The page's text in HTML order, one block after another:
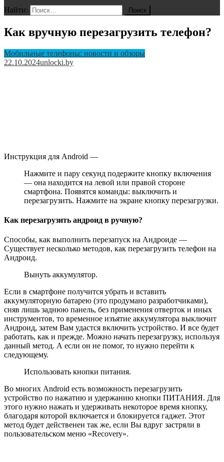
Найти:
Как вручную перезагрузить телефон?
Мобильные телефоны: новости и обзоры
22.10.2024unlocki.by
Инструкция для Android —
Нажмите и пару секунд подержите кнопку включения
— она находится на левой или правой стороне
смартфона. Появятся команды: выключить и
перезагрузить. Нажмите на экране кнопку перезагрузки.
Как перезагрузить андроид в ручную?
Способы, как выполнить перезапуск на Андроиде —
Существует несколько методов, как перезагрузить телефон на
Андроид.
Вынуть аккумулятор.
Если в смартфоне получится убрать и вставить
аккумуляторную батарею (это продумано разработчиками),
сняв лишь заднюю панель, без применения отверток и иных
инструментов, то временное изъятие аккумулятора выключит
Андроид, затем Вам удастся включить устройство. И все будет
работать, как и прежде. Можно начать перезагрузку, используя
данный метод. А если он не помог, то нужно перейти к
следующему.
Использовать кнопки питания.
Во многих Android есть возможность перезагрузить
устройство по нажатию и удержанию кнопки ПИТАНИЯ. Для
этого нужно нажать и удерживать некоторое время кнопку,
благодаря которой включается и блокируется гаджет. Этот
метод будет действенен так же, если Вы вдруг застряли в
пользовательском меню «Recovery».